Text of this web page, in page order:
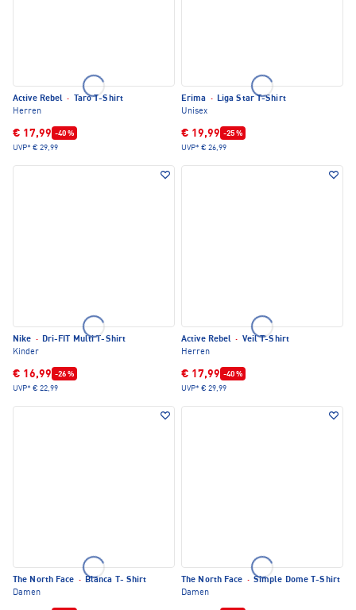
Active Rebel ·
Taro T-Shirt
Herren
€ 17,99 -40 %
UVP* € 29,99
Erima · Liga Star T-Shirt
Unisex
€ 19,99 -25 %
UVP* € 26,99
Nike · Dri-FIT Multi T-Shirt
Kinder
€ 16,99 -26 %
UVP* € 22,99
Active Rebel · Veil T-Shirt
Herren
€ 17,99 -40 %
UVP* € 29,99
The North Face · Blanca T- Shirt
Damen
The North Face · Simple Dome T-Shirt
Damen